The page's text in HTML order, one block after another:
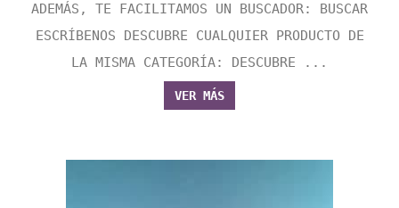
ADEMÁS, TE FACILITAMOS UN BUSCADOR: BUSCAR
ESCRÍBENOS DESCUBRE CUALQUIER PRODUCTO DE
LA MISMA CATEGORÍA: DESCUBRE ...
VER MÁS